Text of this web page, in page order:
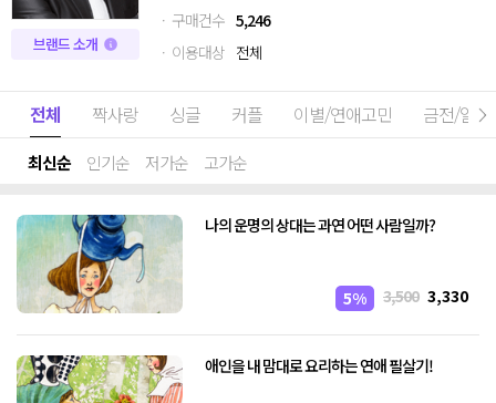
브랜드 소개
· 구매건수 5,246
· 이용대상 전체
전체 짝사랑 싱글 커플 이별/연애고민 금전/일
최신순 인기순 저가순 고가순
나의 운명의 상대는 과연 어떤 사람일까?
5% 3,500 3,330
애인을 내 맘대로 요리하는 연애 필살기!